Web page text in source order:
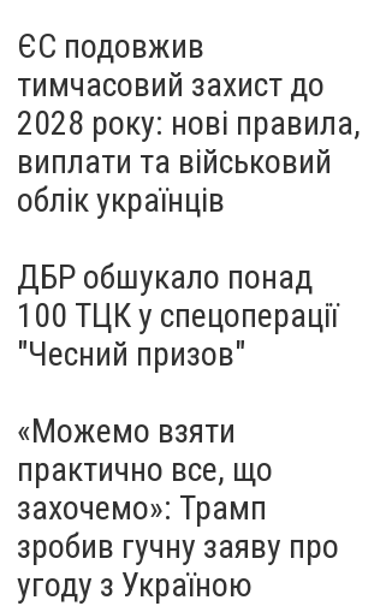
ЄС подовжив
тимчасовий захист до
2028 року: нові правила,
виплати та військовий
облік українців
ДБР обшукало понад
100 ТЦК у спецоперації
"Чесний призов"
«Можемо взяти
практично все, що
захочемо»: Трамп
зробив гучну заяву про
угоду з Україною